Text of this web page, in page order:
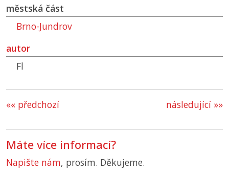
městská část
Brno-Jundrov
autor
Fl
«« předchozí následující »»
Máte více informací?
Napište nám, prosím. Děkujeme.